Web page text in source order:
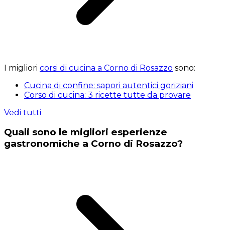
I migliori corsi di cucina a Corno di Rosazzo sono:
Cucina di confine: sapori autentici goriziani
Corso di cucina: 3 ricette tutte da provare
Vedi tutti
Quali sono le migliori esperienze
gastronomiche a Corno di Rosazzo?